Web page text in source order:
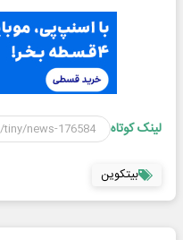
لینک کوتاه
بیتکوین